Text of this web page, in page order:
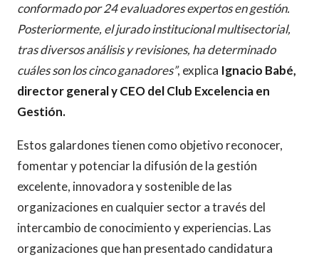
conformado por 24 evaluadores expertos en gestión.
Posteriormente, el jurado institucional multisectorial,
tras diversos análisis y revisiones, ha determinado
cuáles son los cinco ganadores”, explica Ignacio Babé,
director general y CEO del Club Excelencia en
Gestión.
Estos galardones tienen como objetivo reconocer,
fomentar y potenciar la difusión de la gestión
excelente, innovadora y sostenible de las
organizaciones en cualquier sector a través del
intercambio de conocimiento y experiencias. Las
organizaciones que han presentado candidatura